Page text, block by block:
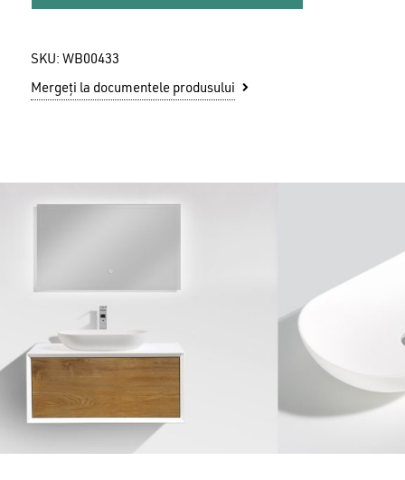
SKU: WB00433
Mergeți la documentele produsului